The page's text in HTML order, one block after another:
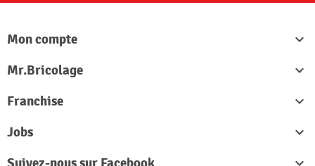
Mon compte

Mr.Bricolage

Franchise

Jobs
